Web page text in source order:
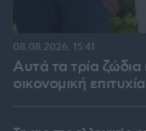
Αυτά τα τρία
οικονομική
08.08.2026, 15:41